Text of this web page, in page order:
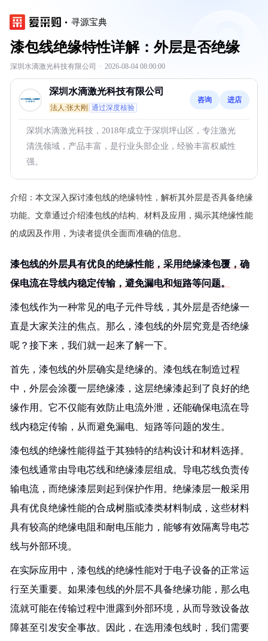
寻源宝典
漆包线绝缘特性详解：外层是否绝缘
深圳水滴激光科技有限公司 · 2026-08-04 08:00:00
深圳水滴激光科技有限公司
法人:张大刚 通过深度核验
咨询 进店
深圳水滴激光科技，2018年成立于深圳坪山区，专注激光
清洗领域，产品丰富，是行业头部企业，经验丰富权威性
强。
介绍： 本文深入探讨漆包线的绝缘特性，解析其外层是否具备绝缘
功能。文章通过介绍漆包线的结构、材料及应用，揭示其绝缘性能
的成因及作用，为读者提供全面而准确的信息。
漆包线的外层具有优良的绝缘性能，采用绝缘漆包覆，确
保电流在导线内稳定传输，避免漏电和短路等问题。
漆包线作为一种常见的电子元件导线，其外层是否绝缘一
直是大家关注的焦点。那么，漆包线的外层究竟是否绝缘
呢？接下来，我们就一起来了解一下。
首先，漆包线的外层确实是绝缘的。漆包线在制造过程
中，外层会涂覆一层绝缘漆，这层绝缘漆起到了良好的绝
缘作用。它不仅能有效防止电流外泄，还能确保电流在导
线内稳定传输，从而避免漏电、短路等问题的发生。
漆包线的绝缘性能得益于其独特的结构设计和材料选择。
漆包线通常由导电芯线和绝缘漆层组成。导电芯线负责传
输电流，而绝缘漆层则起到保护作用。绝缘漆层一般采用
具有优良绝缘性能的合成树脂或漆类材料制成，这些材料
具有较高的绝缘电阻和耐电压能力，能够有效隔离导电芯
线与外部环境。
在实际应用中，漆包线的绝缘性能对于电子设备的正常运
行至关重要。如果漆包线的外层不具备绝缘功能，那么电
流就可能在传输过程中泄露到外部环境，从而导致设备故
障甚至引发安全事故。因此，在选用漆包线时，我们需要